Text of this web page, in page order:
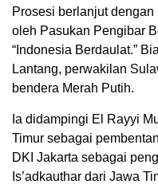
Prosesi berlanjut
oleh Pasukan Pengibar
“Indonesia Berdaulat.”
Lantang, perwakilan
bendera Merah Putih.
Ia didampingi El Rayyi
Timur sebagai
DKI Jakarta sebagai
Is’adkauthar dari Jawa